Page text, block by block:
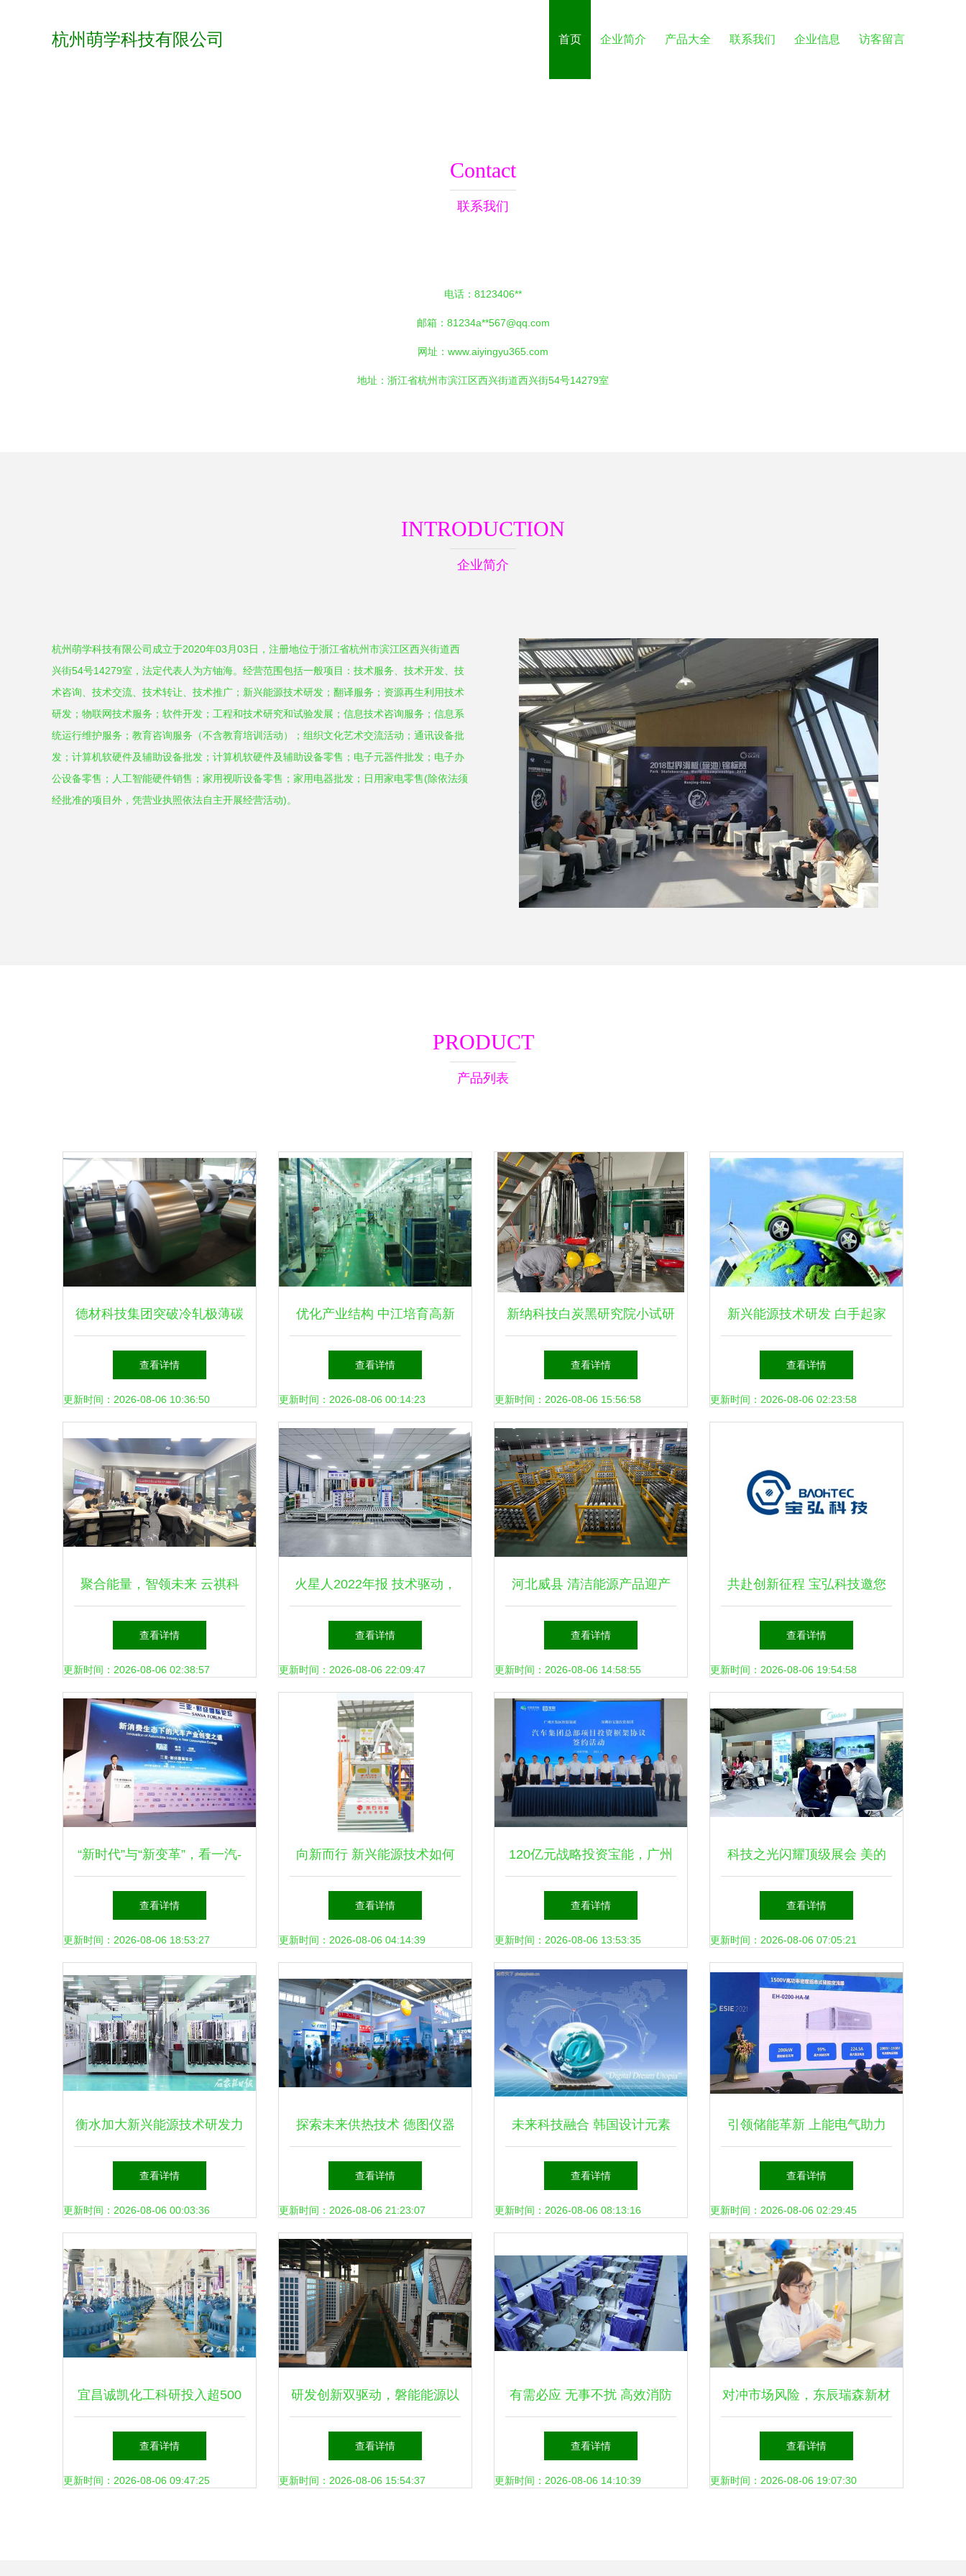
杭州萌学科技有限公司 首页 企业简介 产品大全 联系我们 企业信息 访客留言
Contact
联系我们
电话：8123406**
邮箱：81234a**567@qq.com
网址： www.aiyingyu365.com
地址：浙江省杭州市滨江区西兴街道西兴街54号14279室
INTRODUCTION
企业简介
杭州萌学科技有限公司成立于2020年03月03日，注册地位于浙江省杭州市滨江区西兴街道西
兴街54号14279室，法定代表人为方铀海。经营范围包括一般项目：技术服务、技术开发、技
术咨询、技术交流、技术转让、技术推广；新兴能源技术研发；翻译服务；资源再生利用技术
研发；物联网技术服务；软件开发；工程和技术研究和试验发展；信息技术咨询服务；信息系
统运行维护服务；教育咨询服务（不含教育培训活动）；组织文化艺术交流活动；通讯设备批
发；计算机软硬件及辅助设备批发；计算机软硬件及辅助设备零售；电子元器件批发；电子办
公设备零售；人工智能硬件销售；家用视听设备零售；家用电器批发；日用家电零售(除依法须
经批准的项目外，凭营业执照依法自主开展经营活动)。
PRODUCT
产品列表
德材科技集团突破冷轧极薄碳
钢技术，助推新兴能源产业升
级
查看详情
更新时间：2026-08-06 10:36:50
优化产业结构 中江培育高新
技术与新兴能源技术研发的战
略布局
查看详情
更新时间：2026-08-06 00:14:23
新纳科技白炭黑研究院小试研
发线试验成功，助力新兴能源
技术研发
查看详情
更新时间：2026-08-06 15:56:58
新兴能源技术研发 白手起家
快速掘金的环保逆行者
查看详情
更新时间：2026-08-06 02:23:58
聚合能量，智领未来 云祺科
技《新兴能源技术研发》客户
赋能培练营圆满收官
查看详情
更新时间：2026-08-06 02:38:57
火星人2022年报 技术驱动，
研发加码，构建长期价值的新
兴能源技术研发之路
查看详情
更新时间：2026-08-06 22:09:47
河北威县 清洁能源产品迎产
销旺季，新兴产业赋能绿色发
展
查看详情
更新时间：2026-08-06 14:58:55
共赴创新征程 宝弘科技邀您
出席第三届高比能固态电池关
键材料技术大会
查看详情
更新时间：2026-08-06 19:54:58
“新时代”与“新变革”，看一汽-
大众如何引领创变之道
查看详情
更新时间：2026-08-06 18:53:27
向新而行 新兴能源技术如何
驱动“第二曲线”发展
查看详情
更新时间：2026-08-06 04:14:39
120亿元战略投资宝能，广州
抢占新能源产业制高点
查看详情
更新时间：2026-08-06 13:53:35
科技之光闪耀顶级展会 美的
携最前沿技术产品进军太阳能
新能源领域
查看详情
更新时间：2026-08-06 07:05:21
衡水加大新兴能源技术研发力
度 加快构建绿色低碳发展新
格局
查看详情
更新时间：2026-08-06 00:03:36
探索未来供热技术 德图仪器
亮相供热展，助力新兴能源技
术研发
查看详情
更新时间：2026-08-06 21:23:07
未来科技融合 韩国设计元素
与新能源技术的视觉盛宴
查看详情
更新时间：2026-08-06 08:13:16
引领储能革新 上能电气助力
新兴能源技术研发展启新篇章
查看详情
更新时间：2026-08-06 02:29:45
宜昌诚凯化工科研投入超500
万元，新兴能源技术研发成新
引擎
查看详情
更新时间：2026-08-06 09:47:25
研发创新双驱动，磐能能源以
新兴技术引擎引领绿色发展
查看详情
更新时间：2026-08-06 15:54:37
有需必应 无事不扰 高效消防
服务护航新兴能源“小巨人”冲
刺IPO
查看详情
更新时间：2026-08-06 14:10:39
对冲市场风险，东辰瑞森新材
料 向内挖潜提质效，向外开
拓增动能，深耕新兴能源技术
查看详情
更新时间：2026-08-06 19:07:30